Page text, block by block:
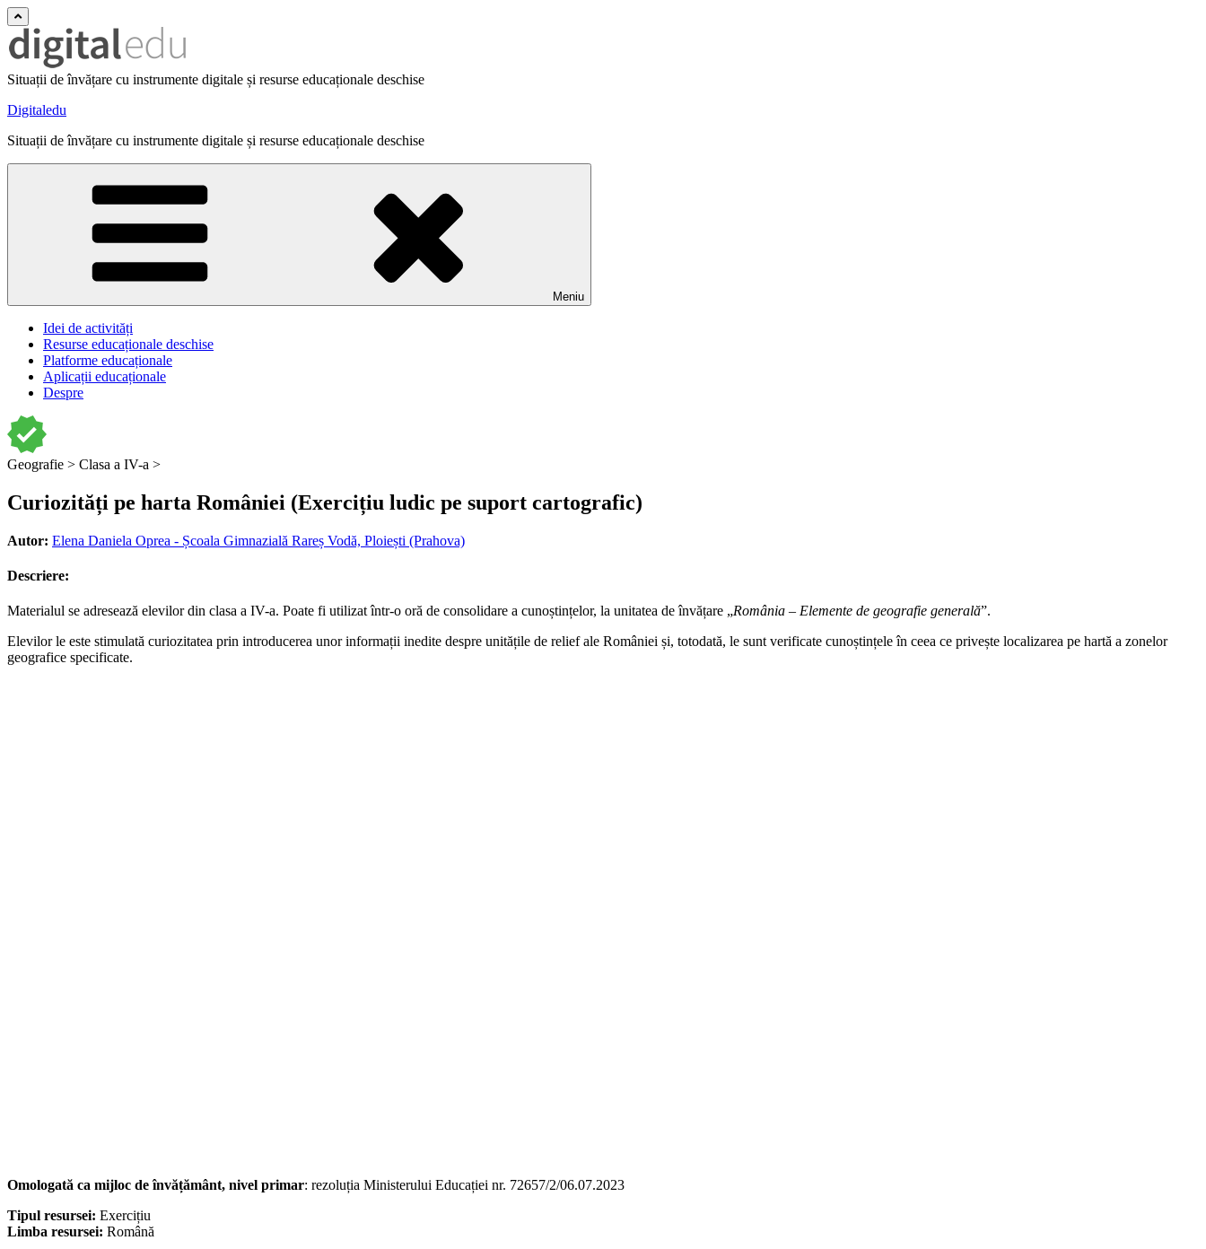
Situații de învățare cu instrumente digitale și resurse educaționale deschise
Digitaledu
Situații de învățare cu instrumente digitale și resurse educaționale deschise
Meniu
Idei de activități
Resurse educaționale deschise
Platforme educaționale
Aplicații educaționale
Despre
Geografie > Clasa a IV-a >
Curiozități pe harta României (Exercițiu ludic pe suport cartografic)
Autor: Elena Daniela Oprea - Școala Gimnazială Rareș Vodă, Ploiești (Prahova)
Descriere:
Materialul se adresează elevilor din clasa a IV-a. Poate fi utilizat într-o oră de consolidare a cunoștințelor, la unitatea de învățare „România – Elemente de geografie generală”.
Elevilor le este stimulată curiozitatea prin introducerea unor informații inedite despre unitățile de relief ale României și, totodată, le sunt verificate cunoștințele în ceea ce privește localizarea pe hartă a zonelor
geografice specificate.
Omologată ca mijloc de învățământ, nivel primar: rezoluția Ministerului Educației nr. 72657/2/06.07.2023
Tipul resursei: Exercițiu
Limba resursei: Română